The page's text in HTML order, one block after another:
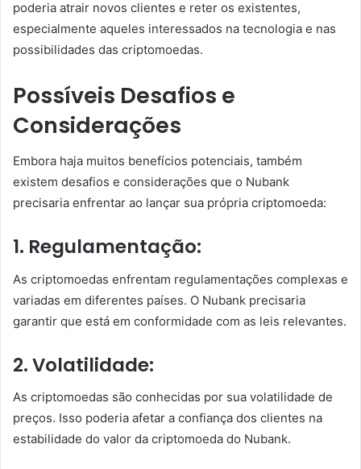
poderia atrair novos clientes e reter os existentes,
especialmente aqueles interessados na tecnologia e nas
possibilidades das criptomoedas.
Possíveis Desafios e
Considerações
Embora haja muitos benefícios potenciais, também
existem desafios e considerações que o Nubank
precisaria enfrentar ao lançar sua própria criptomoeda:
1. Regulamentação:
As criptomoedas enfrentam regulamentações complexas e
variadas em diferentes países. O Nubank precisaria
garantir que está em conformidade com as leis relevantes.
2. Volatilidade:
As criptomoedas são conhecidas por sua volatilidade de
preços. Isso poderia afetar a confiança dos clientes na
estabilidade do valor da criptomoeda do Nubank.